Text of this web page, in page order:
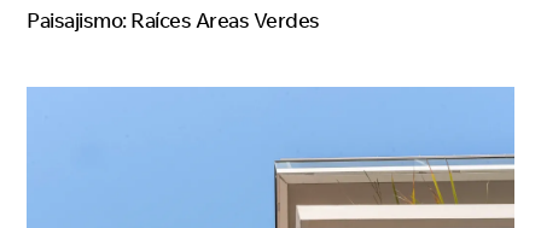
Paisajismo: Raíces Areas Verdes